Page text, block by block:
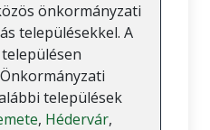
önkormányzati
településekkel. A
települések
, Hédervár,